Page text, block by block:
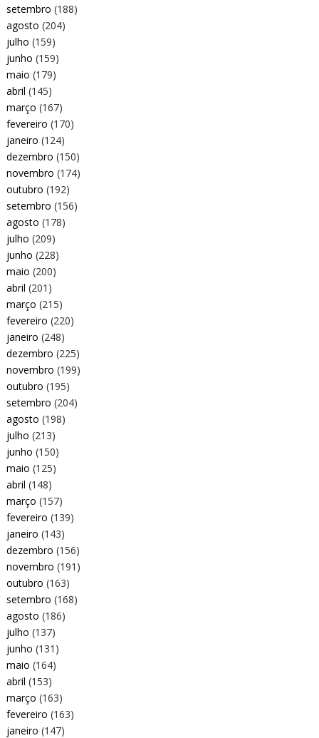
setembro (188)
agosto (204)
julho (159)
junho (159)
maio (179)
abril (145)
março (167)
fevereiro (170)
janeiro (124)
dezembro (150)
novembro (174)
outubro (192)
setembro (156)
agosto (178)
julho (209)
junho (228)
maio (200)
abril (201)
março (215)
fevereiro (220)
janeiro (248)
dezembro (225)
novembro (199)
outubro (195)
setembro (204)
agosto (198)
julho (213)
junho (150)
maio (125)
abril (148)
março (157)
fevereiro (139)
janeiro (143)
dezembro (156)
novembro (191)
outubro (163)
setembro (168)
agosto (186)
julho (137)
junho (131)
maio (164)
abril (153)
março (163)
fevereiro (163)
janeiro (147)